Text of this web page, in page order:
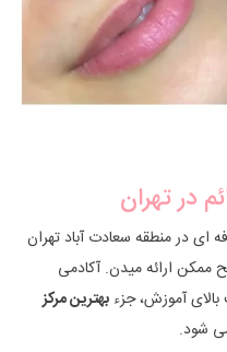
در تهران
ای در منطقه سعادت آباد تهران
ممکن ارائه میدن. آکادمی
آموزش، جزء بهترین مرکز
شود.